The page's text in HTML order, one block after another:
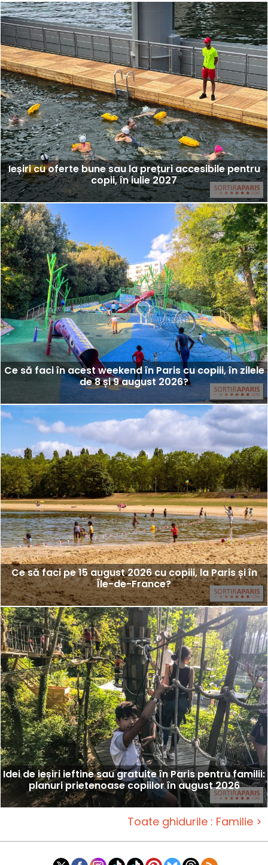
Ieșiri cu oferte bune sau la prețuri accesibile pentru
copii, în iulie 2027
Ce să faci în acest weekend în Paris cu copiii, în zilele
de 8 și 9 august 2026?
Ce să faci pe 15 august 2026 cu copiii, la Paris și în
Île-de-France?
Idei de ieșiri ieftine sau gratuite în Paris pentru familii:
planuri prietenoase copiilor în august 2026
Toate ghidurile : Familie >